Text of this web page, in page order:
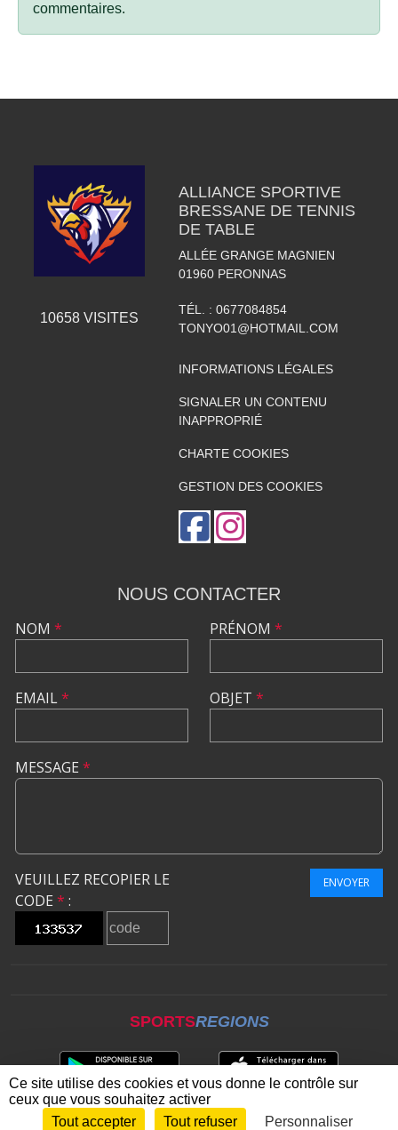
commentaires.
10658VISITES
ALLIANCE SPORTIVE
BRESSANE DE TENNIS
DE TABLE
ALLÉE GRANGE MAGNIEN
01960 PERONNAS
TÉL. : 0677084854
TONYO01@HOTMAIL.COM
INFORMATIONS LÉGALES
SIGNALER UN CONTENU
INAPPROPRIÉ
CHARTE COOKIES
GESTION DES COOKIES
NOUS CONTACTER
NOM *
EMAIL*
PRÉNOM *
OBJET *
MESSAGE *
VEUILLEZ RECOPIER LE
CODE * :
ENVOYER
SPORTSREGIONS
Envie de participer ? CONNEXION
Ce site utilise des cookies et vous donne le contrôle sur
ceux que vous souhaitez activer
Tout accepter
Tout refuser Personnaliser